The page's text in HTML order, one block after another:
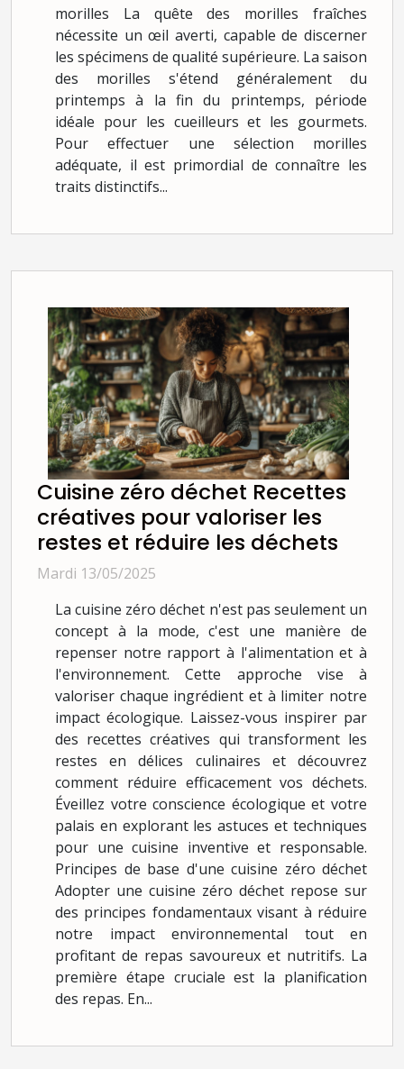
morilles La quête des morilles fraîches
nécessite un œil averti, capable de discerner
les spécimens de qualité supérieure. La saison
des morilles s'étend généralement du
printemps à la fin du printemps, période
idéale pour les cueilleurs et les gourmets.
Pour effectuer une sélection morilles
adéquate, il est primordial de connaître les
traits distinctifs...
Cuisine zéro déchet Recettes
créatives pour valoriser les
restes et réduire les déchets
Mardi 13/05/2025
La cuisine zéro déchet n'est pas seulement un
concept à la mode, c'est une manière de
repenser notre rapport à l'alimentation et à
l'environnement. Cette approche vise à
valoriser chaque ingrédient et à limiter notre
impact écologique. Laissez-vous inspirer par
des recettes créatives qui transforment les
restes en délices culinaires et découvrez
comment réduire efficacement vos déchets.
Éveillez votre conscience écologique et votre
palais en explorant les astuces et techniques
pour une cuisine inventive et responsable.
Principes de base d'une cuisine zéro déchet
Adopter une cuisine zéro déchet repose sur
des principes fondamentaux visant à réduire
notre impact environnemental tout en
profitant de repas savoureux et nutritifs. La
première étape cruciale est la planification
des repas. En...